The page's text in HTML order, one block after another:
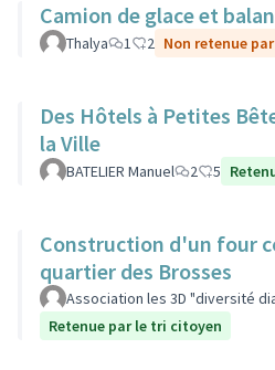
Camion de glace et
Thalya 1 2 Non retenue
Des Hôtels à Petites
la Ville
BATELIER Manuel 2 5
Construction d'un four
quartier des Brosses
Association les 3D "diversité
Retenue par le tri citoyen